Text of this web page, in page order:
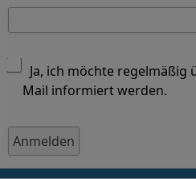
Ja, ich möchte regelmäßig
Mail informiert werden.